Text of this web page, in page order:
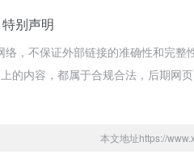
特别声明
，不保证外部链接的准确性和完整
的内容，都属于合规合法，后期网
本文地址https://